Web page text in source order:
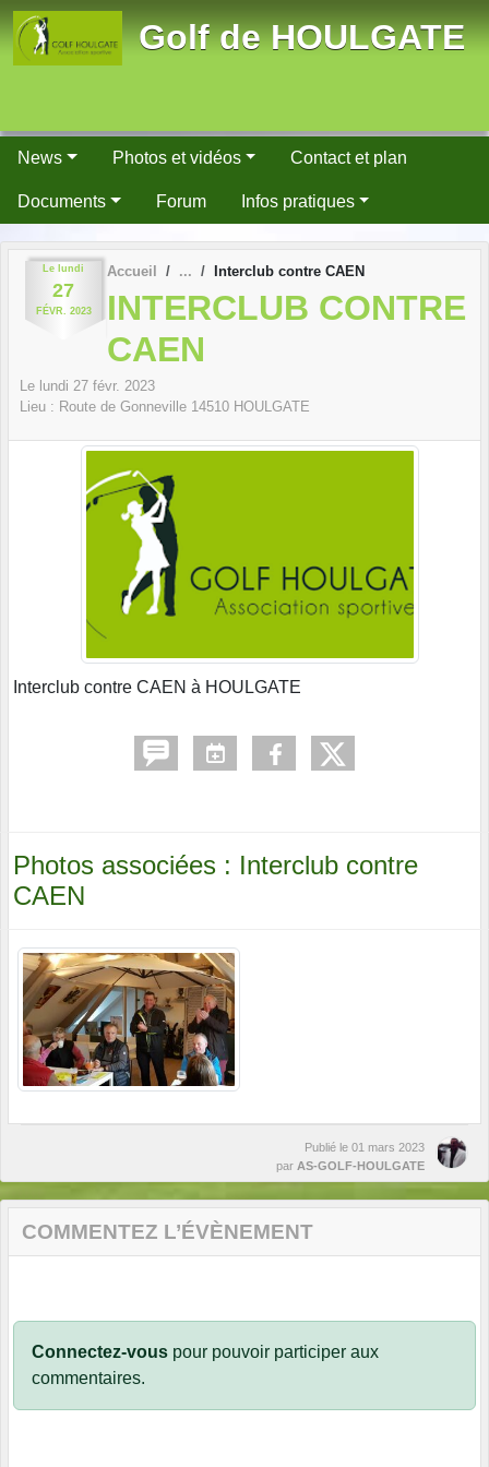
Golf de HOULGATE
News Photos et vidéos Contact et plan
Documents Forum Infos pratiques
Le lundi
27
FÉVR. 2023
Accueil Interclub contre CAEN
INTERCLUB CONTRE
CAEN
Le lundi 27 févr. 2023
Lieu : Route de Gonneville 14510 HOULGATE
Interclub contre CAEN à HOULGATE
Photos associées : Interclub contre
CAEN
Publié le 01 mars 2023
par AS-GOLF-HOULGATE
COMMENTEZ L’ÉVÈNEMENT
Connectez-vous pour pouvoir participer aux
commentaires.
Panneau de gestion des cookies